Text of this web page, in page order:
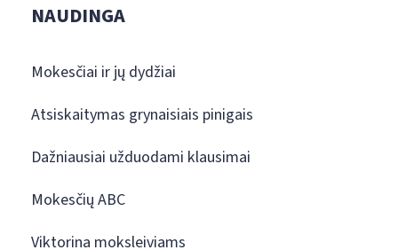
NAUDINGA
Mokesčiai ir jų dydžiai
Atsiskaitymas grynaisiais pinigais
Dažniausiai užduodami klausimai
Mokesčių ABC
Viktorina moksleiviams